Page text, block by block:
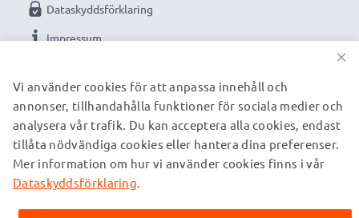
VÅRA BETALNINGSALTERNATIV
Dataskyddsförklaring
Impressum
VÅRA FRAKTPARTNERS
×
Vi använder cookies för att anpassa innehåll och
annonser, tillhandahålla funktioner för sociala medier och
analysera vår trafik. Du kan acceptera alla cookies, endast
tillåta nödvändiga cookies eller hantera dina preferenser.
Mer information om hur vi använder cookies finns i vår
Dataskyddsförklaring.